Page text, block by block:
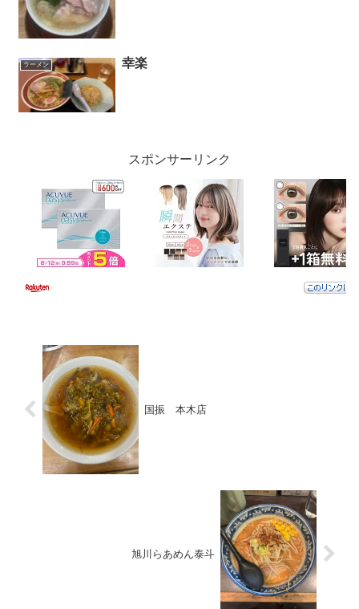
ラーメン 幸楽
スポンサーリンク
国振 本木店
旭川らあめん泰斗